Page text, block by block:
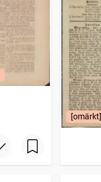
[omärkt]